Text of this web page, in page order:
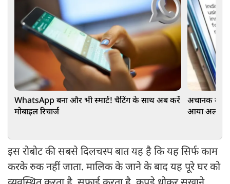
WhatsApp बना और भी स्मार्ट! चैटिंग के साथ अब करें
मोबाइल रिचार्ज
अचानक
आया अलर्ट?
इस रोबोट की सबसे दिलचस्प बात यह है कि यह सिर्फ काम
करके रुक नहीं जाता. मालिक के जाने के बाद यह पूरे घर को